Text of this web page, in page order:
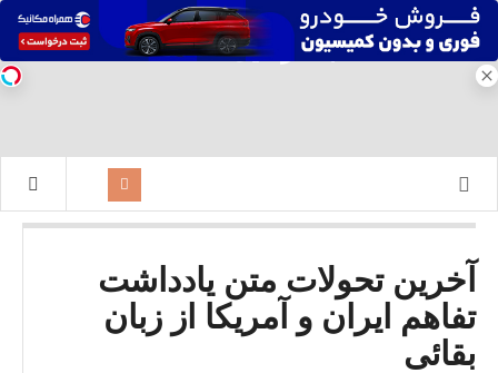
آخرین تحولات متن یادداشت
تفاهم ایران و آمریکا از زبان
بقائی